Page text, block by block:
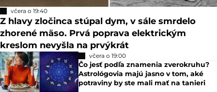
včera o 19:40
Z hlavy zločinca stúpal dym, v sále smrdelo
zhorené mäso. Prvá poprava elektrickým
kreslom nevyšla na prvýkrát
včera o 19:00
Čo jesť podľa znamenia zverokruhu?
Astrológovia majú jasno v tom, aké
potraviny by ste mali mať na tanieri